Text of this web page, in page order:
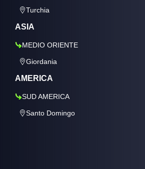
Turchia
ASIA
MEDIO ORIENTE
Giordania
AMERICA
SUD AMERICA
Santo Domingo